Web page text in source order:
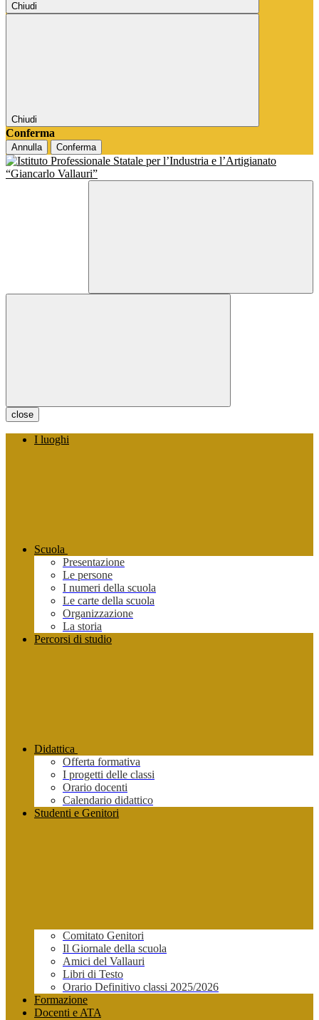
Chiudi
Chiudi
Conferma
Annulla Conferma
close
I luoghi
Scuola
Presentazione
Le persone
I numeri della scuola
Le carte della scuola
Organizzazione
La storia
Percorsi di studio
Didattica
Offerta formativa
I progetti delle classi
Orario docenti
Calendario didattico
Studenti e Genitori
Comitato Genitori
Il Giornale della scuola
Amici del Vallauri
Libri di Testo
Orario Definitivo classi 2025/2026
Formazione
Docenti e ATA